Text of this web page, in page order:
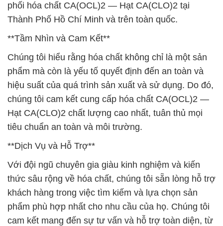
phối hóa chất CA(OCL)2 — Hạt CA(CLO)2 tại
Thành Phố Hồ Chí Minh và trên toàn quốc.
**Tầm Nhìn và Cam Kết**
Chúng tôi hiểu rằng hóa chất không chỉ là một sản
phẩm mà còn là yếu tố quyết định đến an toàn và
hiệu suất của quá trình sản xuất và sử dụng. Do đó,
chúng tôi cam kết cung cấp hóa chất CA(OCL)2 —
Hạt CA(CLO)2 chất lượng cao nhất, tuân thủ mọi
tiêu chuẩn an toàn và môi trường.
**Dịch Vụ và Hỗ Trợ**
Với đội ngũ chuyên gia giàu kinh nghiệm và kiến
thức sâu rộng về hóa chất, chúng tôi sẵn lòng hỗ trợ
khách hàng trong việc tìm kiếm và lựa chọn sản
phẩm phù hợp nhất cho nhu cầu của họ. Chúng tôi
cam kết mang đến sự tư vấn và hỗ trợ toàn diện, từ